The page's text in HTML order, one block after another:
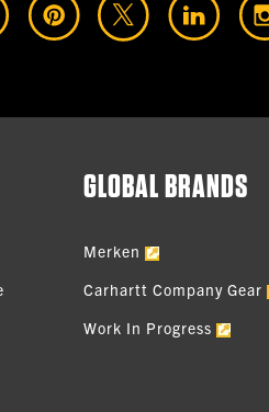
GLOBAL BRANDS
Merken
Carhartt Company Gear
Work In Progress